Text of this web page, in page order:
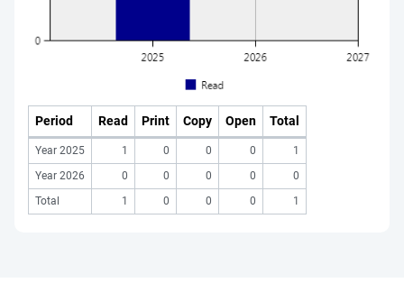
Period Read Print Copy Open Total
Year 2025 1 0 0 0
1
Year 2026
0 0 0 0
0
Total
1 0 0 0 1